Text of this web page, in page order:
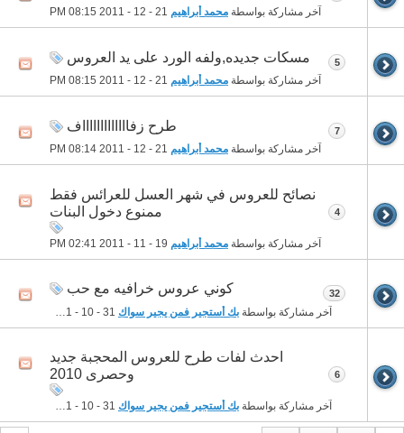
آخر مشاركة بواسطة محمد أبراهيم 08:15 PM
مسكات جديده,ولفه الورد على يد العروس
آخر مشاركة بواسطة محمد أبراهيم 08:15 PM
5
طرح زفاااااااااااااف
آخر مشاركة بواسطة محمد أبراهيم 08:14 PM
7
نصائح للعروس في شهر العسل للعرائس فقط
ممنوع دخول البنات
آخر مشاركة بواسطة محمد أبراهيم 02:41 PM
4
كوني عروس خرافيه مع حب
آخر مشاركة بواسطة بك أستجير فمن يجير سواك
32
احدث لفات طرح للعروس المحجبة جديد
وحصرى 2010
آخر مشاركة بواسطة بك أستجير فمن يجير سواك
6